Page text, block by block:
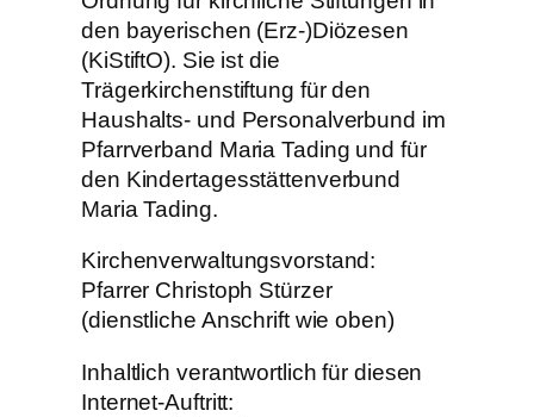
den bayerischen (Erz-)Diözesen
(KiStiftO). Sie ist die
Trägerkirchenstiftung für den
Haushalts- und Personalverbund im
Pfarrverband Maria Tading und für
den Kindertagesstättenverbund
Maria Tading.
Kirchenverwaltungsvorstand:
Pfarrer Christoph Stürzer
(dienstliche Anschrift wie oben)
Inhaltlich verantwortlich für diesen
Internet-Auftritt: